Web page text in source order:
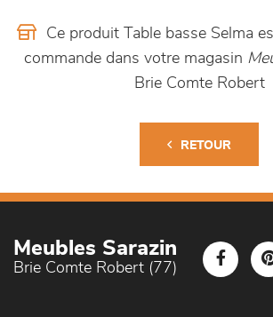
Ce produit Table basse Selma
commande dans votre magasin
Brie Comte Robert
RETOUR
Meubles Sarazin
Brie Comte Robert (77)